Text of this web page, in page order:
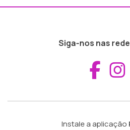
Siga-nos nas
Instale a aplicação